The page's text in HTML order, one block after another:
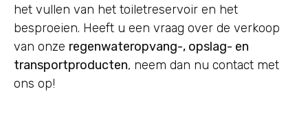
het vullen van het toiletreservoir en het
besproeien. Heeft u een vraag over de verkoop
van onze regenwateropvang-, opslag- en
transportproducten, neem dan nu contact met
ons op!